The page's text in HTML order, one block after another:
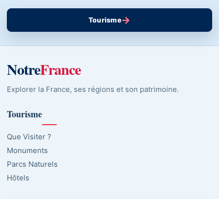
Tourisme→
NotreFrance
Explorer la France, ses régions et son patrimoine.
Tourisme
Que Visiter ?
Monuments
Parcs Naturels
Hôtels